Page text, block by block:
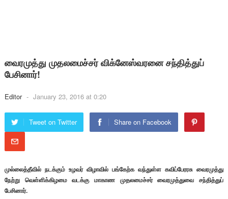
வைரமுத்து முதலமைச்சர் விக்னேஸ்வரனை சந்தித்துப்
பேசினார்!
Editor - January 23, 2016 at 0:20
Tweet on Twitter Share on Facebook
முல்லைத்தீவில் நடக்கும் உழவர் விழாவில் பங்கேற்க வந்துள்ள கவிப்பேரரசு வைரமுத்து
நேற்று வெள்ளிக்கிழமை வடக்கு மாகாண முதலமைச்சர் வைரமுத்துவை சந்தித்துப்
பேசினார்.